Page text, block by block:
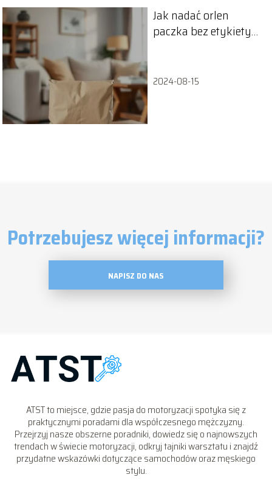
Jak nadać orlen
paczka bez etykiety
2024-08-15
Potrzebujesz więcej informacji?
NAPISZ DO NAS
ATST to miejsce, gdzie pasja do motoryzacji spotyka się z
praktycznymi poradami dla współczesnego mężczyzny.
Przejrzyj nasze obszerne poradniki, dowiedz się o najnowszych
trendach w świecie motoryzacji, odkryj tajniki warsztatu i znajdź
przydatne wskazówki dotyczące samochodów oraz męskiego
stylu.